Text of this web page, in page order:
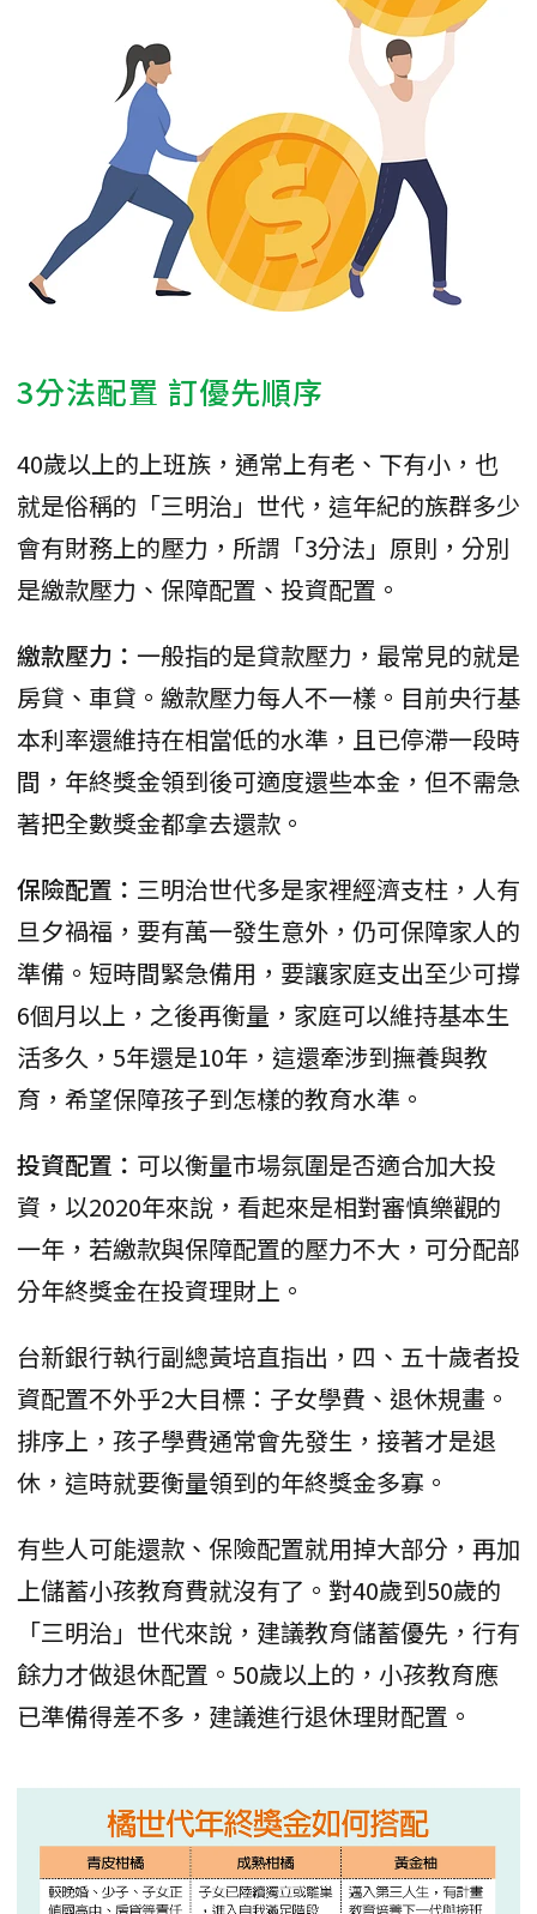
3分法配置 訂優先順序
40歲以上的上班族，通常上有老、下有小，也
就是俗稱的「三明治」世代，這年紀的族群多少
會有財務上的壓力，所謂「3分法」原則，分別
是繳款壓力、保障配置、投資配置。
繳款壓力： 一般指的是貸款壓力，最常見的就是
房貸、車貸。繳款壓力每人不一樣。目前央行基
本利率還維持在相當低的水準，且已停滯一段時
間，年終獎金領到後可適度還些本金，但不需急
著把全數獎金都拿去還款。
保險配置： 三明治世代多是家裡經濟支柱，人有
旦夕禍福，要有萬一發生意外，仍可保障家人的
準備。短時間緊急備用，要讓家庭支出至少可撐
6個月以上，之後再衡量，家庭可以維持基本生
活多久，5年還是10年，這還牽涉到撫養與教
育，希望保障孩子到怎樣的教育水準。
投資配置： 可以衡量市場氛圍是否適合加大投
資，以2020年來說，看起來是相對審慎樂觀的
一年，若繳款與保障配置的壓力不大，可分配部
分年終獎金在投資理財上。
台新銀行執行副總黃培直指出，四、五十歲者投
資配置不外乎2大目標：子女學費、退休規畫。
排序上，孩子學費通常會先發生，接著才是退
休，這時就要衡量領到的年終獎金多寡。
有些人可能還款、保險配置就用掉大部分，再加
上儲蓄小孩教育費就沒有了。對40歲到50歲的
「三明治」世代來說，建議教育儲蓄優先，行有
餘力才做退休配置。50歲以上的，小孩教育應
已準備得差不多，建議進行退休理財配置。